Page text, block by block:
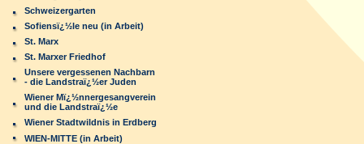
Schweizergarten
Sofiensï¿½le neu (in Arbeit)
St. Marx
St. Marxer Friedhof
Unsere vergessenen Nachbarn
- die Landstraï¿½er Juden
Wiener Mï¿½nnergesangverein
und die Landstraï¿½e
Wiener Stadtwildnis in Erdberg
WIEN-MITTE (in Arbeit)